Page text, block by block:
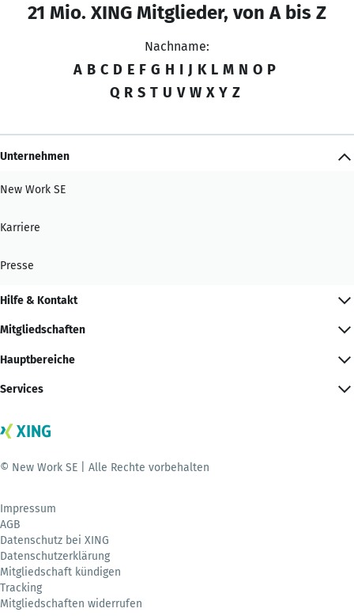
21 Mio. XING Mitglieder, von A bis Z
Nachname:
A B C D E F G H I J K L M N O P
Q R S T U V W X Y Z
Unternehmen
New Work SE
Karriere
Presse
Hilfe & Kontakt
Mitgliedschaften
Hauptbereiche
Services
© New Work SE | Alle Rechte vorbehalten
Impressum
AGB
Datenschutz bei XING
Datenschutzerklärung
Mitgliedschaft kündigen
Tracking
Mitgliedschaften widerrufen